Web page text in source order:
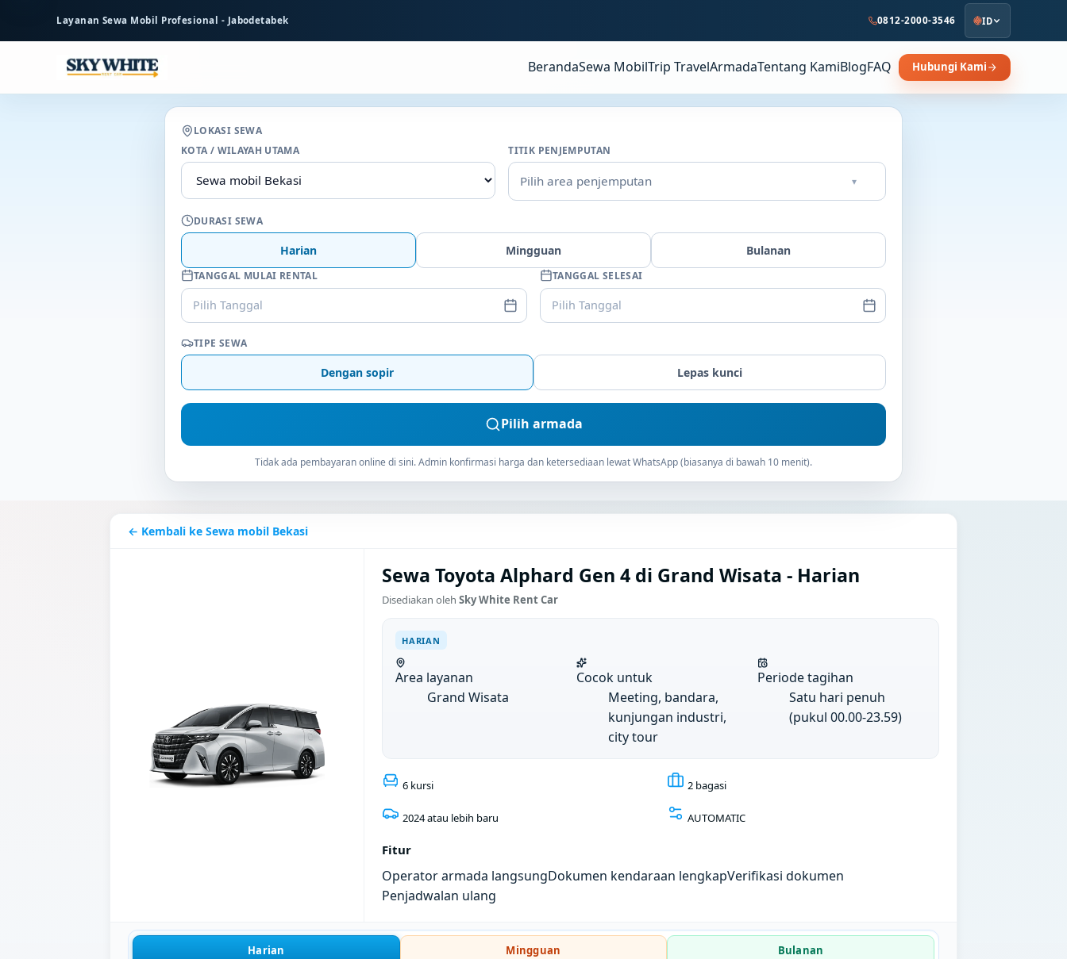
Layanan Sewa Mobil Profesional - Jabodetabek 0812-2000-3546 ID
BerandaSewa MobilTrip TravelArmadaTentang KamiBlogFAQ Hubungi Kami
LOKASI SEWA
KOTA / WILAYAH UTAMA
TITIK PENJEMPUTAN
Pilih area penjemputan ▾
DURASI SEWA
Harian Mingguan Bulanan
TANGGAL MULAI RENTAL
Pilih Tanggal
TANGGAL SELESAI
Pilih Tanggal
TIPE SEWA
Dengan sopir Lepas kunci
Pilih armada
Tidak ada pembayaran online di sini. Admin konfirmasi harga dan ketersediaan lewat WhatsApp (biasanya di bawah 10 menit).
← Kembali ke Sewa mobil Bekasi
Sewa Toyota Alphard Gen 4 di Grand Wisata - Harian
Disediakan oleh Sky White Rent Car
HARIAN
Area layanan
Grand Wisata
Cocok untuk
Meeting, bandara,
kunjungan industri,
city tour
Periode tagihan
Satu hari penuh
(pukul 00.00-23.59)
6 kursi 2 bagasi
2024 atau lebih baru AUTOMATIC
Fitur
Operator armada langsungDokumen kendaraan lengkapVerifikasi dokumen
Penjadwalan ulang
Harian Mingguan Bulanan